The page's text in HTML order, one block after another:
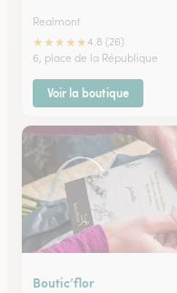
Realmont
★★★★★4.8 (26)
6, place de la République
Voir la boutique
Boutic’flor